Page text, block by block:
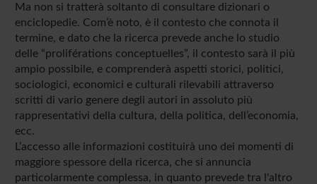
Ma non si tratterà soltanto di consultare dizionari o
enciclopedie. Com’è noto, è il contesto che connota il
termine, e dato che la ricerca prevede anche lo studio
delle “proliférations conceptuelles”, il contesto sarà il più
ampio possibile, e comprenderà aspetti storici, politici,
sociologici, economici e culturali rilevabili attraverso
scritti di vario genere degli autori in assoluto più
rappresentativi della cultura, della politica, dell’economia,
ecc.
L’accesso alle informazioni costituirà uno dei momenti di
maggiore spessore della ricerca, che si annuncia
particolarmente complessa, in quanto prevede tra l'altro